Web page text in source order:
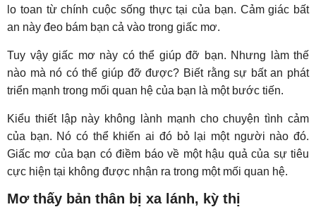
lo toan từ chính cuộc sống thực tại của bạn. Cảm giác bất
an này đeo bám bạn cả vào trong giấc mơ.
Tuy vậy giấc mơ này có thể giúp đỡ bạn. Nhưng làm thế
nào mà nó có thể giúp đỡ được? Biết rằng sự bất an phát
triển mạnh trong mối quan hệ của bạn là một bước tiến.
Kiểu thiết lập này không lành mạnh cho chuyện tình cảm
của bạn. Nó có thể khiến ai đó bỏ lại một người nào đó.
Giấc mơ của bạn có điềm báo về một hậu quả của sự tiêu
cực hiện tại không được nhận ra trong một mối quan hệ.
Mơ thấy bản thân bị xa lánh, kỳ thị